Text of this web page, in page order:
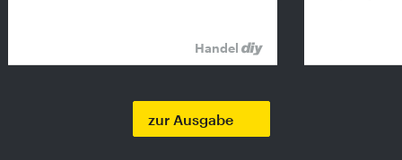
Handel
zur Ausgabe